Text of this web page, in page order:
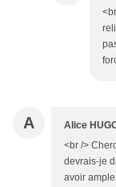
A Alice
<br />
devrais-je
avoir